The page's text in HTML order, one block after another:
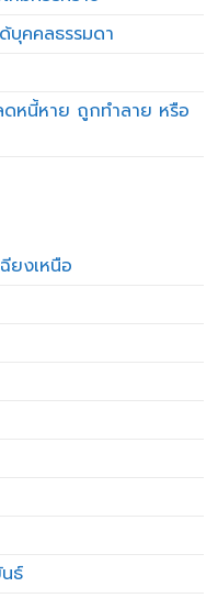
บุคคลธรรมดา
ดหนี้หาย ถูกทำลาย หรือ
ยงเหนือ
ธ์